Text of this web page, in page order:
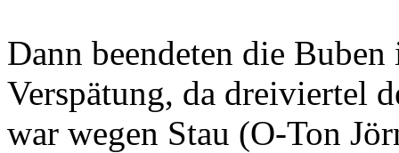
Dann beendeten die
Verspätung, da dreiviertel
war wegen Stau (O-Ton